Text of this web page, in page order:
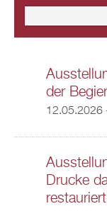
der
12.05.2026
Drucke
restauriert